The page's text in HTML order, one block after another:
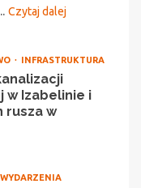
Czytaj dalej
INFRASTRUKTURA
w Izabelinie i
rusza w
WYDARZENIA